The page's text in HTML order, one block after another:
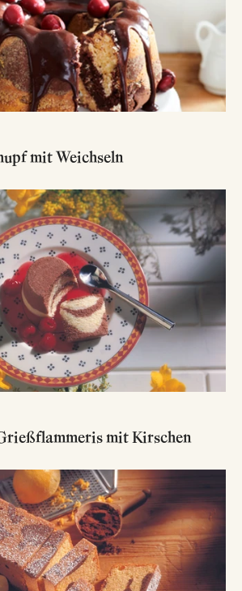
mit Weichseln
mit Kirschen